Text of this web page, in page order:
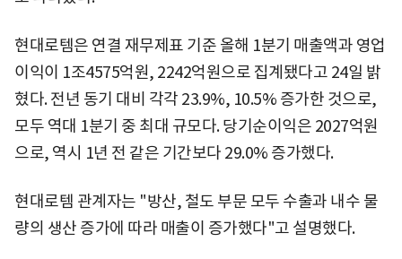
현대로템은 연결 재무제표 기준 올해 1분기 매출액과 영업
이익이 1조4575억원, 2242억원으로 집계됐다고 24일 밝
혔다. 전년 동기 대비 각각 23.9%, 10.5% 증가한 것으로,
모두 역대 1분기 중 최대 규모다. 당기순이익은 2027억원
으로, 역시 1년 전 같은 기간보다 29.0% 증가했다.
현대로템 관계자는 "방산, 철도 부문 모두 수출과 내수 물
량의 생산 증가에 따라 매출이 증가했다"고 설명했다.